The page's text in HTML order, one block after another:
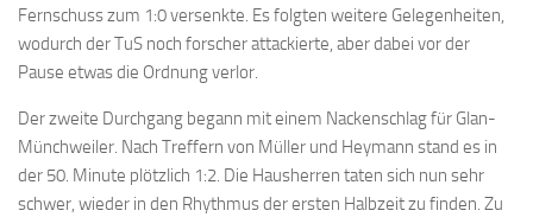
Fernschuss zum 1:0 versenkte. Es folgten weitere Gelegenheiten,
wodurch der TuS noch forscher attackierte, aber dabei vor der
Pause etwas die Ordnung verlor.
Der zweite Durchgang begann mit einem Nackenschlag für Glan-
Münchweiler. Nach Treffern von Müller und Heymann stand es in
der 50. Minute plötzlich 1:2. Die Hausherren taten sich nun sehr
schwer, wieder in den Rhythmus der ersten Halbzeit zu finden. Zu